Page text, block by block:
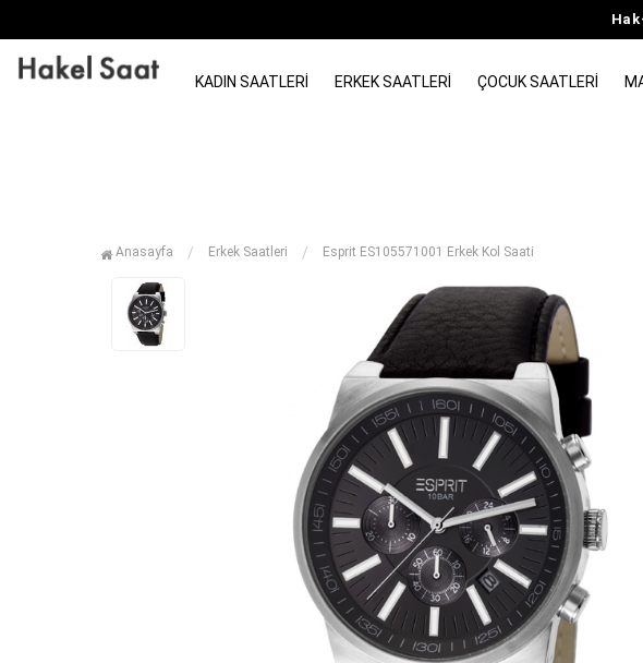
KADIN SAATLERI ERKEK SAATLERI ÇOCUK SAATLERI
Anasayfa Erkek Saatleri Esprit ES105571001 Erkek Kol Saati